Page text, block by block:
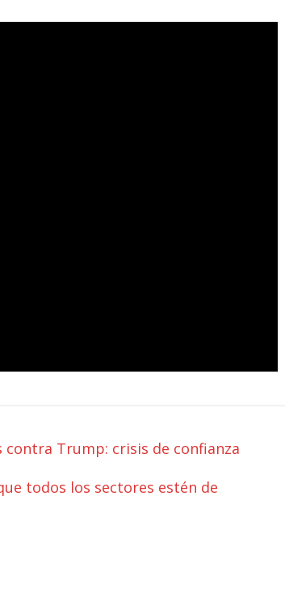
contra Trump: crisis de confianza
todos los sectores estén de